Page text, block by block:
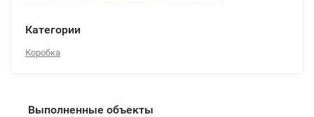
Категории
Коробка
Выполненные объекты